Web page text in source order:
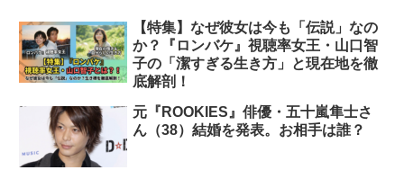
【特集】なぜ彼女は今も「伝説」なの
か？『ロンバケ』視聴率女王・山口智
子の「潔すぎる生き方」と現在地を徹
底解剖！
元『ROOKIES』俳優・五十嵐隼士さ
ん（38）結婚を発表。お相手は誰？